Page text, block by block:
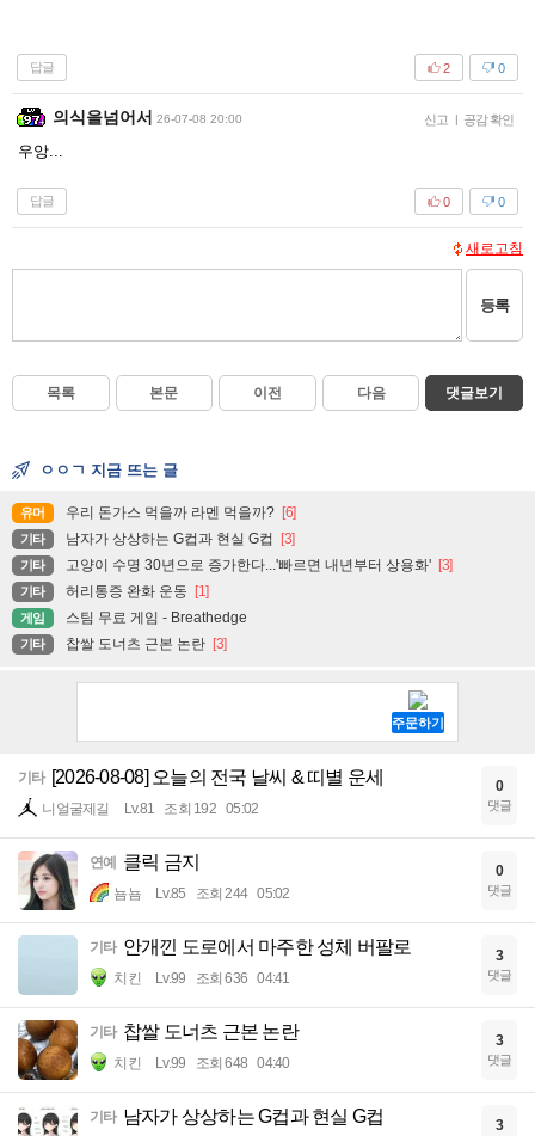
답글 0
2
의식을넘어서 26-07-08 20:00 신고 | 공감 확인
우앙...
답글 0
0
새로고침
등록
목록 본문 이전 다음 댓글보기
ㅇㅇㄱ 지금 뜨는 글
유머 우리 돈가스 먹을까 라멘 먹을까? [6]
기타 남자가 상상하는 G컵과 현실 G컵 [3]
기타 고양이 수명 30년으로 증가한다...'빠르면 내년부터 상용화' [3]
기타 허리통증 완화 운동 [1]
게임 스팀 무료 게임 - Breathedge
기타 찹쌀 도너츠 근본 논란 [3]
기타 [2026-08-08] 오늘의 전국 날씨 & 띠별 운세
니얼굴제길 Lv.81 조회 192 05:02
0
댓글
연예 클릭 금지
뇸뇸 Lv.85 조회 244 05:02
0
댓글
기타 안개낀 도로에서 마주한 성체 버팔로
치킨 Lv.99 조회 636 04:41
3
댓글
기타 찹쌀 도너츠 근본 논란
치킨 Lv.99 조회 648 04:40
3
댓글
기타 남자가 상상하는 G컵과 현실 G컵 3